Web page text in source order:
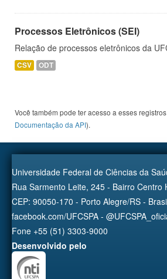
Processos Eletrônicos (SEI)
Relação de processos eletrônicos da
CSV ODT
Você também pode ter acesso a esses
Documentação da API).
Universidade Federal de Ciências da
Rua Sarmento Leite, 245 - Bairro Centro
CEP: 90050-170 - Porto Alegre/RS -
facebook.com/UFCSPA -
Fone +55 (51) 3303-9000
Desenvolvido pelo